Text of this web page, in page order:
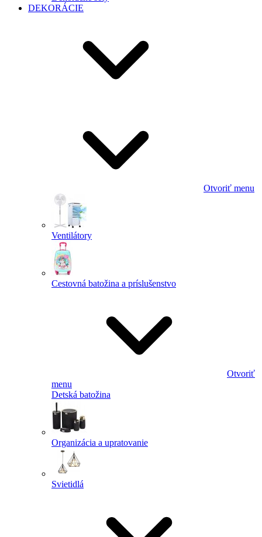
DEKORÁCIE
Otvoriť menu
Ventilátory
Cestovná batožina a príslušenstvo
Otvoriť
menu
Detská batožina
Organizácia a upratovanie
Svietidlá